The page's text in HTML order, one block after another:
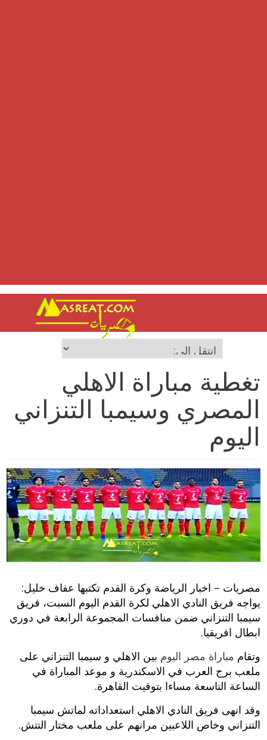
تغطية مباراة الاهلي
المصري وسيمبا التنزاني
اليوم
مصريات – اخبار الرياضة وكرة القدم تكتبها عفاف خليل:
يواجه فريق النادي الاهلي لكرة القدم اليوم السبت، فريق
سيمبا التنزاني ضمن منافسات المجموعة الرابعة في دوري
ابطال افريقيا.
وتقام مباراة مصر اليوم بين الاهلي و سيمبا التنزاني على
ملعب برج العرب في الاسكندرية و موعد المباراة في
الساعة التاسعة مساءا بتوقيت القاهرة.
وقد انهى فريق النادي الاهلي استعداداته لماتش سيمبا
التنزاني وخاص اللاعبين مرانهم على ملعب مختار التتش.